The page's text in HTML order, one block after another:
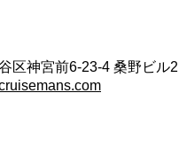
区神宮前6-23-4 桑野ビル2